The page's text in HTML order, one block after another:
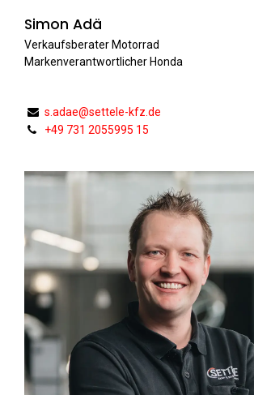
Simon Adä
Verkaufsberater Motorrad
Markenverantwortlicher Honda
s.adae@settele-kfz.de
+49 731 2055995 15